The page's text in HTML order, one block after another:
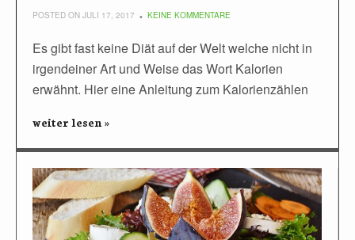
POSTED ON JULI 17, 2017 KEINE KOMMENTARE
Es gibt fast keine Diät auf der Welt welche nicht in
irgendeiner Art und Weise das Wort Kalorien
erwähnt. Hier eine Anleitung zum Kalorienzählen
weiter lesen »